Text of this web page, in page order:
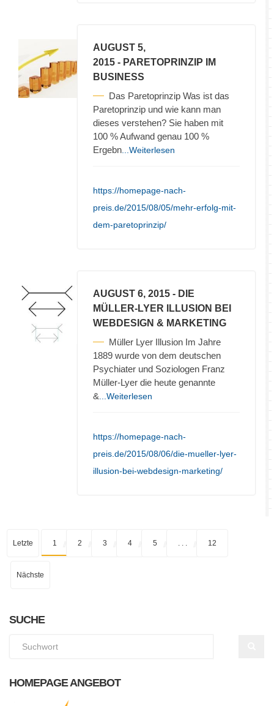
AUGUST 5,
2015 - PARETOPRINZIP IM
BUSINESS
Das Paretoprinzip Was ist das
Paretoprinzip und wie kann man
dieses verstehen? Sie haben mit
100 % Aufwand genau 100 %
Ergebn ...Weiterlesen
https://homepage-nach-
preis.de/2015/08/05/mehr-erfolg-mit-
dem-paretoprinzip/
AUGUST 6, 2015 - DIE
MÜLLER-LYER ILLUSION BEI
WEBDESIGN & MARKETING
Müller Lyer Illusion Im Jahre
1889 wurde von dem deutschen
Psychiater und Soziologen Franz
Müller-Lyer die heute genannte
& ...Weiterlesen
https://homepage-nach-
preis.de/2015/08/06/die-mueller-lyer-
illusion-bei-webdesign-marketing/
Letzte 1 2 3 4 5 12
Nächste
SUCHE
HOMEPAGE ANGEBOT